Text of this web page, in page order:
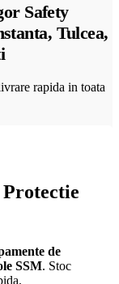
Safety
Tulcea,
rapida in toata
de
SSM. Stoc